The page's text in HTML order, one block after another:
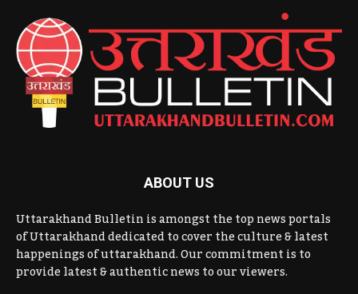
ABOUT US
Uttarakhand Bulletin is amongst the top news portals
of Uttarakhand dedicated to cover the culture & latest
happenings of uttarakhand. Our commitment is to
provide latest & authentic news to our viewers.